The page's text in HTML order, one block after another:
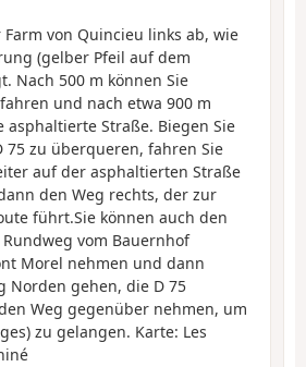
Farm von Quincieu links ab, wie
(gelber Pfeil auf dem
Nach 500 m können Sie
und nach etwa 900 m
asphaltierte Straße. Biegen Sie
75 zu überqueren, fahren Sie
auf der asphaltierten Straße
den Weg rechts, der zur
führt.Sie können auch den
vom Bauernhof
Morel nehmen und dann
Norden gehen, die D 75
Weg gegenüber nehmen, um
zu gelangen. Karte: Les